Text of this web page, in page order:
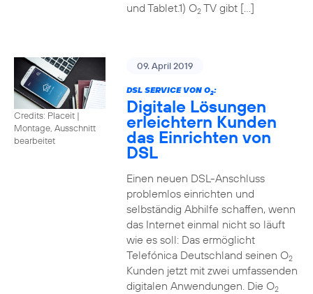
und Tablet.1) O2TV gibt […]
Credits: Placeit |
Montage, Ausschnitt
bearbeitet
09. April 2019
DSL SERVICE VON O2:
Digitale Lösungen
erleichtern Kunden
das Einrichten von
DSL
Einen neuen DSL-Anschluss
problemlos einrichten und
selbständig Abhilfe schaffen, wenn
das Internet einmal nicht so läuft
wie es soll: Das ermöglicht
Telefónica Deutschland seinen O2
Kunden jetzt mit zwei umfassenden
digitalen Anwendungen. Die O2